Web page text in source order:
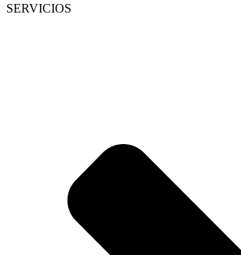
SERVICIOS